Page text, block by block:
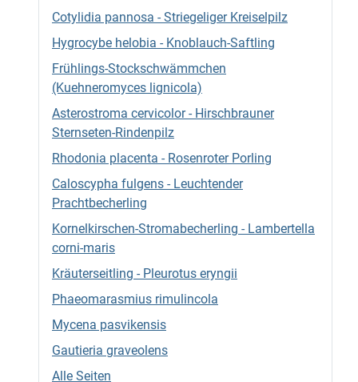
Cotylidia pannosa - Striegeliger Kreiselpilz
Hygrocybe helobia - Knoblauch-Saftling
Frühlings-Stockschwämmchen
(Kuehneromyces lignicola)
Asterostroma cervicolor - Hirschbrauner
Sternseten-Rindenpilz
Rhodonia placenta - Rosenroter Porling
Caloscypha fulgens - Leuchtender
Prachtbecherling
Kornelkirschen-Stromabecherling - Lambertella
corni-maris
Kräuterseitling - Pleurotus eryngii
Phaeomarasmius rimulincola
Mycena pasvikensis
Gautieria graveolens
Alle Seiten